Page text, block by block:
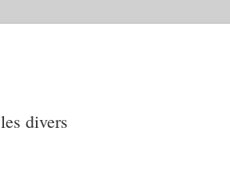
divers